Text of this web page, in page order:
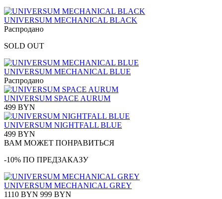
UNIVERSUM MECHANICAL BLACK
Распродано
SOLD OUT
UNIVERSUM MECHANICAL BLUE
Распродано
UNIVERSUM SPACE AURUM
499 BYN
UNIVERSUM NIGHTFALL BLUE
499 BYN
ВАМ МОЖЕТ ПОНРАВИТЬСЯ
-10% ПО ПРЕДЗАКАЗУ
UNIVERSUM MECHANICAL GREY
1110 BYN 999 BYN